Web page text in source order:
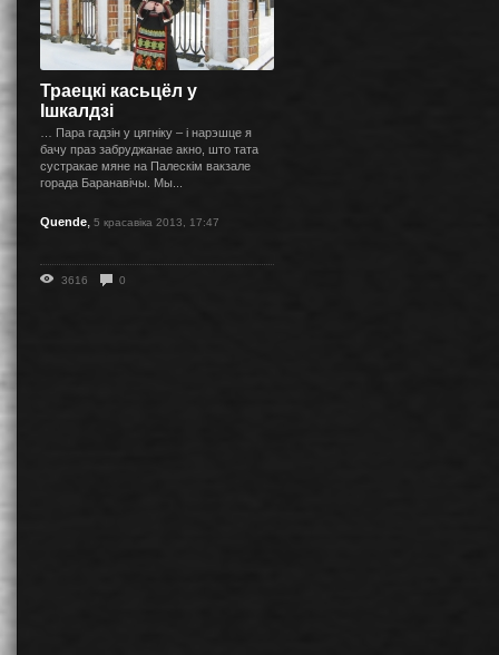
Траецкі касьцёл у
Ішкалдзі
… Пара гадзін у цягніку – і нарэшце я
бачу праз забруджанае акно, што тата
сустракае мяне на Палескім вакзале
горада Баранавічы. Мы...
Quende, 5 красавіка 2013, 17:47
3616 0